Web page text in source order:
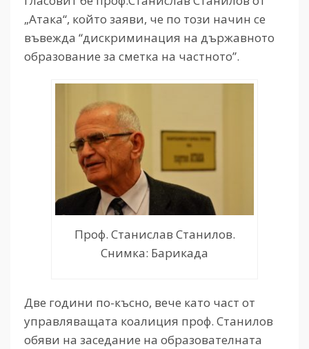
„Атака“, който заяви, че по този начин се
въвежда “дискриминация на държавното
образование за сметка на частното”.
Проф. Станислав Станилов.
Снимка: Барикада
Две години по-късно, вече като част от
управляващата коалиция проф. Станилов
обяви на заседание на образователната